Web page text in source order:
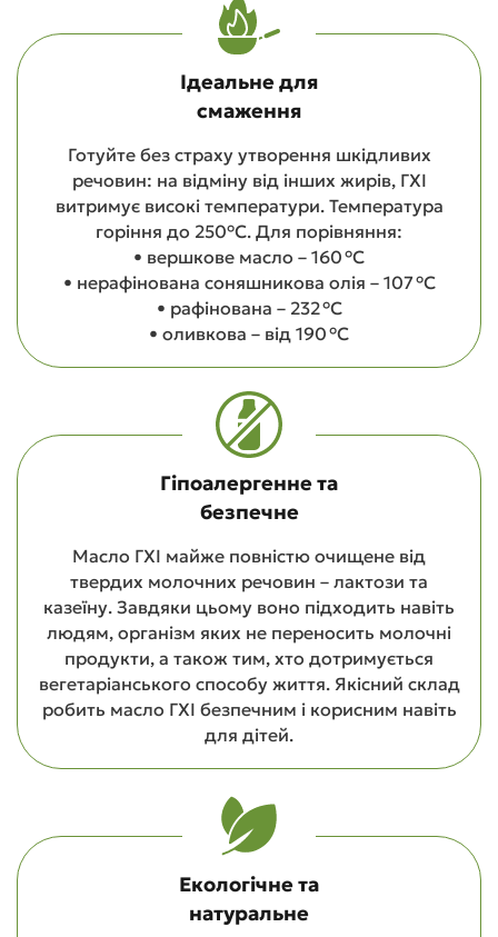
Ідеальне для
смаження
Готуйте без страху утворення шкідливих
речовин: на відміну від інших жирів, ГХІ
витримує високі температури. Температура
горіння до 250°С. Для порівняння:
• вершкове масло – 160 °C
• нерафінована соняшникова олія – 107 °C
• рафінована – 232 °C
• оливкова – від 190 °C
Гіпоалергенне та
безпечне
Масло ГХІ майже повністю очищене від
твердих молочних речовин – лактози та
казеїну. Завдяки цьому воно підходить навіть
людям, організм яких не переносить молочні
продукти, а також тим, хто дотримується
вегетаріанського способу життя. Якісний склад
робить масло ГХІ безпечним і корисним навіть
для дітей.
Екологічне та
натуральне